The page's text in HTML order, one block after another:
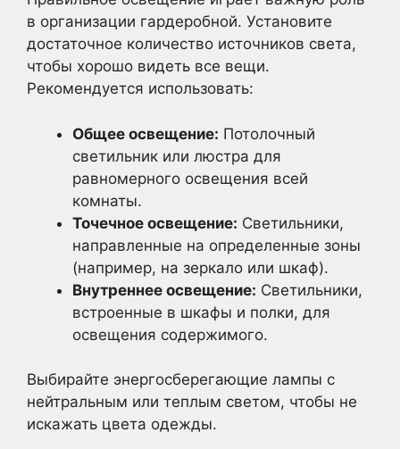
в организации гардеробной. Установите
достаточное количество источников света,
чтобы хорошо видеть все вещи.
Рекомендуется использовать:
Общее освещение: Потолочный
светильник или люстра для
равномерного освещения всей
комнаты.
Точечное освещение: Светильники,
направленные на определенные зоны
(например, на зеркало или шкаф).
Внутреннее освещение: Светильники,
встроенные в шкафы и полки, для
освещения содержимого.
Выбирайте энергосберегающие лампы с
нейтральным или теплым светом, чтобы не
искажать цвета одежды.